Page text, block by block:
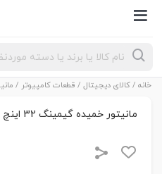
Products
search
خانه /کالای دیجیتال / قطعات کامپیوتر /
مانیتور خمیده گیمینگ 32 اینچ سامسونگ مدل LS32CG552